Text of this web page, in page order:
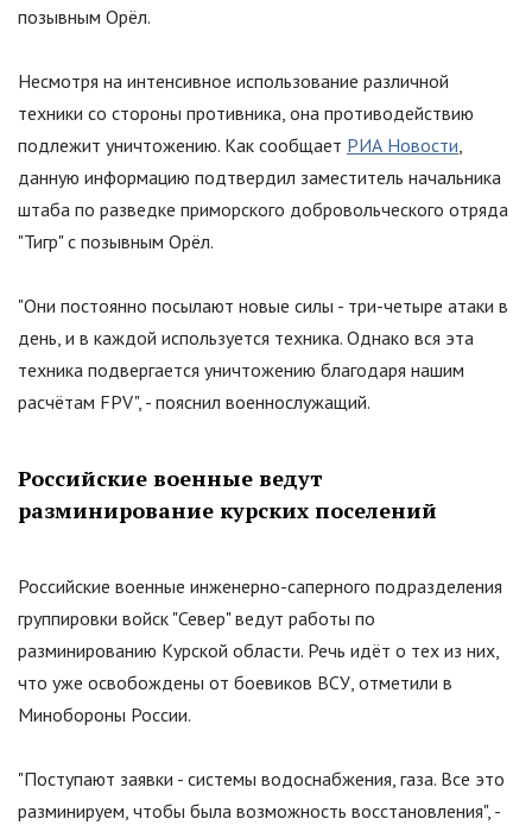
позывным Орёл.
Несмотря на интенсивное использование различной
техники со стороны противника, она противодействию
подлежит уничтожению. Как сообщает РИА Новости,
данную информацию подтвердил заместитель начальника
штаба по разведке приморского добровольческого отряда
"Тигр"с позывным Орёл.
"Они постоянно посылают новые силы - три-четыре атаки в
день, и в каждой используется техника. Однако вся эта
техника подвергается уничтожению благодаря нашим
расчётам FPV", - пояснил военнослужащий.
Российские военные ведут
разминирование курских поселений
Российские военные инженерно-саперного подразделения
группировки войск "Север"ведут работы по
разминированию Курской области. Речь идёт о тех из них,
что уже освобождены от боевиков ВСУ, отметили в
Минобороны России.
"Поступают заявки - системы водоснабжения, газа. Все это
разминируем, чтобы была возможность восстановления", -